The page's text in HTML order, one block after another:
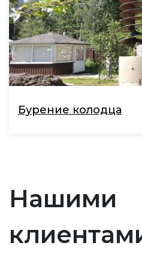
Бурение колодца
Нашими